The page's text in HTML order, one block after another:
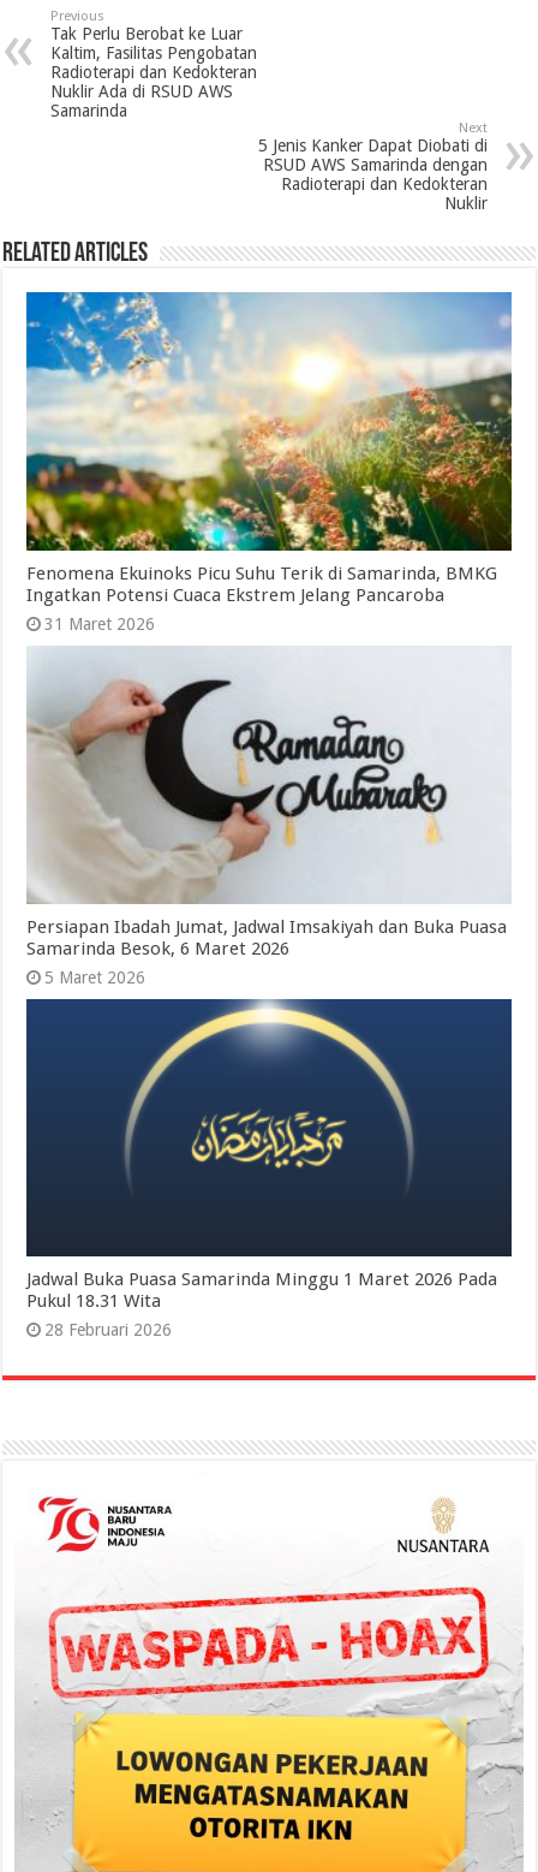
Previous
Tak Perlu Berobat ke Luar
Kaltim, Fasilitas Pengobatan
Radioterapi dan Kedokteran
Nuklir Ada di RSUD AWS
Samarinda
Next
5 Jenis Kanker Dapat Diobati di
RSUD AWS Samarinda dengan
Radioterapi dan Kedokteran
Nuklir
Related Articles
Fenomena Ekuinoks Picu Suhu Terik di Samarinda, BMKG
Ingatkan Potensi Cuaca Ekstrem Jelang Pancaroba
31 Maret 2026
Persiapan Ibadah Jumat, Jadwal Imsakiyah dan Buka Puasa
Samarinda Besok, 6 Maret 2026
5 Maret 2026
Jadwal Buka Puasa Samarinda Minggu 1 Maret 2026 Pada
Pukul 18.31 Wita
28 Februari 2026